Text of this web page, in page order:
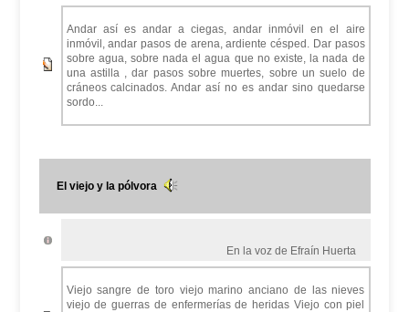
Andar así es andar a ciegas, andar inmóvil en el aire
inmóvil, andar pasos de arena, ardiente césped. Dar pasos
sobre agua, sobre nada el agua que no existe, la nada de
una astilla , dar pasos sobre muertes, sobre un suelo de
cráneos calcinados. Andar así no es andar sino quedarse
sordo...
El viejo y la pólvora
En la voz de Efraín Huerta
Viejo sangre de toro viejo marino anciano de las nieves
viejo de guerras de enfermerías de heridas Viejo con piel